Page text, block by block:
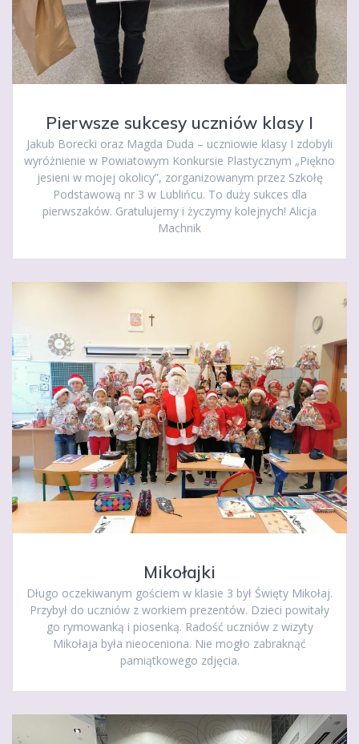
Pierwsze sukcesy uczniów klasy I
Jakub Borecki oraz Magda Duda – uczniowie klasy I zdobyli
wyróżnienie w Powiatowym Konkursie Plastycznym „Piękno
jesieni w mojej okolicy”, zorganizowanym przez Szkołę
Podstawową nr 3 w Lublińcu. To duży sukces dla
pierwszaków. Gratulujemy i życzymy kolejnych! Alicja
Machnik
Mikołajki
Długo oczekiwanym gościem w klasie 3 był Święty Mikołaj.
Przybył do uczniów z workiem prezentów. Dzieci powitały
go rymowanką i piosenką. Radość uczniów z wizyty
Mikołaja była nieoceniona. Nie mogło zabraknąć
pamiątkowego zdjęcia.